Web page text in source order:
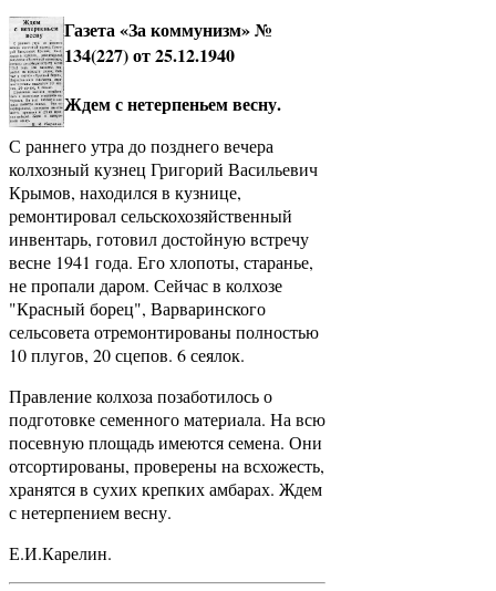
Газета «За коммунизм» №
134(227) от 25.12.1940
Ждем с нетерпеньем весну.
С раннего утра до позднего вечера
колхозный кузнец Григорий Васильевич
Крымов, находился в кузнице,
ремонтировал сельскохозяйственный
инвентарь, готовил достойную встречу
весне 1941 года. Его хлопоты, старанье,
не пропали даром. Сейчас в колхозе
"Красный борец", Варваринского
сельсовета отремонтированы полностью
10 плугов, 20 сцепов. 6 сеялок.
Правление колхоза позаботилось о
подготовке семенного материала. На всю
посевную площадь имеются семена. Они
отсортированы, проверены на всхожесть,
хранятся в сухих крепких амбарах. Ждем
с нетерпением весну.
Е.И.Карелин.